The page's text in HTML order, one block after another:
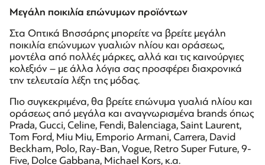
Μεγάλη ποικιλία επώνυμων προϊόντων
Στα Οπτικά Βησσάρης μπορείτε να βρείτε μεγάλη
ποικιλία επώνυμων γυαλιών ηλίου και οράσεως,
μοντέλα από πολλές μάρκες, αλλά και τις καινούργιες
κολεξιόν – με άλλα λόγια σας προσφέρει διαχρονικά
την τελευταία λέξη της μόδας.
Πιο συγκεκριμένα, θα βρείτε επώνυμα γυαλιά ηλίου και
οράσεως από μεγάλα και αναγνωρισμένα brands όπως
Prada, Gucci, Celine, Fendi, Balenciaga, Saint Laurent,
Tom Ford, Miu Miu, Emporio Armani, Carrera, David
Beckham, Polo, Ray-Ban, Vogue, Retro Super Future, 9-
Five, Dolce Gabbana, Michael Kors, κ.α.